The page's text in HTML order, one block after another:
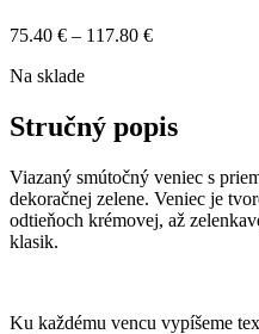
75.40 € – 117.80 €Price
117.80 €
Na sklade
Stručný popis
Viazaný smútočný veniec s
dekoračnej zelene. Veniec je
odtieňoch krémovej, až
klasik.
Ku každému vencu vypíšeme